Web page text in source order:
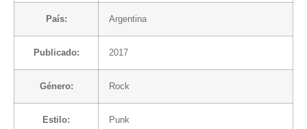
País: Argentina
Publicado: 2017
Género: Rock
Estilo: Punk